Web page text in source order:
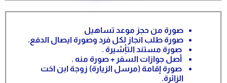
صورة من حجز موعد تساهيل
صورة طلب انجاز لكل فرد وصورة ايصال الدفع.
صورة مستند التأِشيرة .
أصل جوازات السفر + صورة منه .
صورة إقامة (مرسل الزيارة) زوجة ابن اخت
الزائرة.